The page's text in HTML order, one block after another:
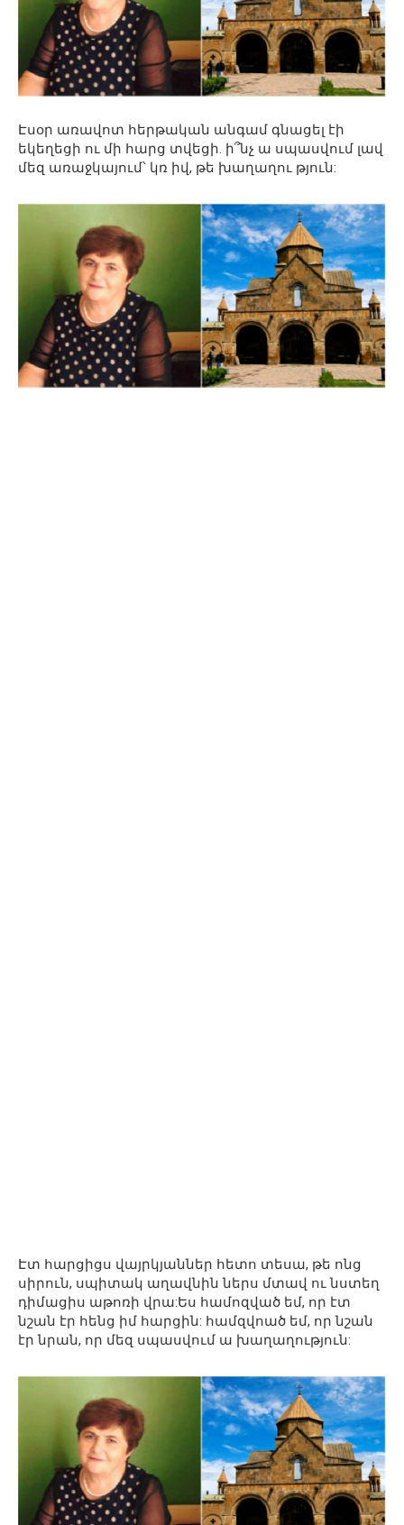
Էսօր առավոտ հերթական անգամ գնացել էի
եկեղեցի ու մի հարց տվեցի. ի՞նչ ա սպասվում լավ
մեզ առաջկայում՝ կռ իվ, թե խաղաղու թյուն:
Էտ հարցիցս վայրկյաններ հետո տեսա, թե ոնց
սիրուն, սպիտակ աղավնին ներս մտավ ու նստեղ
դիմացիս աթոռի վրա:Ես համոզված եմ, որ էտ
նշան էր հենց իմ հարցին: համզվոած եմ, որ նշան
էր նրան, որ մեզ սպասվում ա խաղաղություն: